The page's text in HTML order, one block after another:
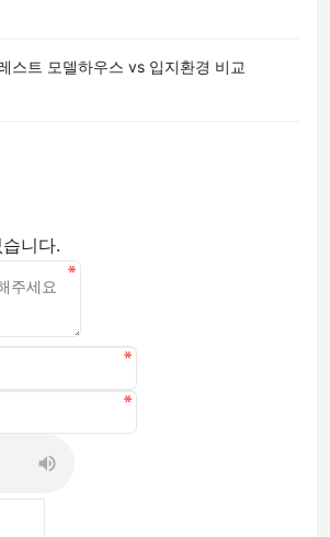
스트 모델하우스 vs 입지환경 비교
니다.